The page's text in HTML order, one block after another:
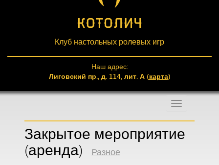
Клуб настольных ролевых игр
Наш адрес:
Лиговский пр., д. 114, лит. А (карта)
Меню
Закрытое мероприятие
(аренда)
Разное